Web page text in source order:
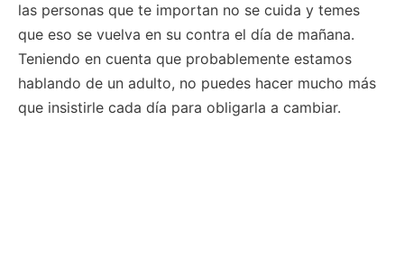
las personas que te importan no se cuida y temes
que eso se vuelva en su contra el día de mañana.
Teniendo en cuenta que probablemente estamos
hablando de un adulto, no puedes hacer mucho más
que insistirle cada día para obligarla a cambiar.